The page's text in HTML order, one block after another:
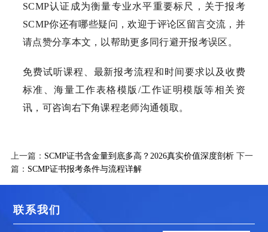
SCMP认证成为衡量专业水平重要标尺，关于报考
SCMP你还有哪些疑问，欢迎于评论区留言交流，并
请点赞分享本文，以帮助更多同行避开报考误区。
免费试听课程、最新报考流程和时间要求以及收费
标准、海量工作表格模版/工作证明模版等相关资
讯，可咨询右下角课程老师沟通领取。
上一篇： SCMP证书含金量到底多高？2026真实价值深度剖析下一
篇： SCMP证书报考条件与流程详解
联系我们